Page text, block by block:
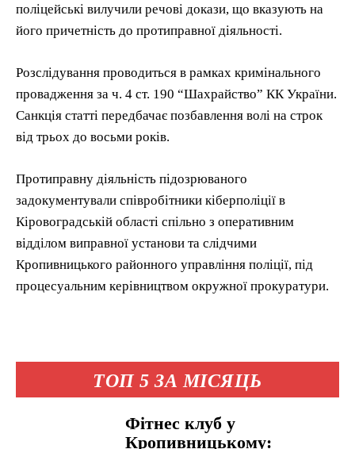
ТОП 5 ЗА МІСЯЦЬ
Фітнес клуб у
Кропивницькому:
поліцейські вилучили речові докази, що вказують на
його причетність до протиправної діяльності.
Розслідування проводиться в рамках кримінального
провадження за ч. 4 ст. 190 “Шахрайство” КК України.
Санкція статті передбачає позбавлення волі на строк
від трьох до восьми років.
Протиправну діяльність підозрюваного
задокументували співробітники кіберполіції в
Кіровоградській області спільно з оперативним
відділом виправної установи та слідчими
Кропивницького районного управління поліції, під
процесуальним керівництвом окружної прокуратури.